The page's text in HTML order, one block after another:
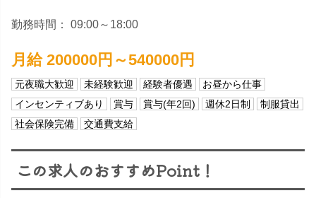
勤務時間： 09:00～18:00
月給 200000円～540000円
元夜職大歓迎 未経験歓迎 経験者優遇
お昼から仕事
インセンティブあり
賞与 賞与(年2回) 週休2日制
制服貸出
社会保険完備
交通費支給
この求人のおすすめPoint！